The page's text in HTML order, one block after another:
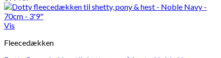
Vis
Fleecedækken